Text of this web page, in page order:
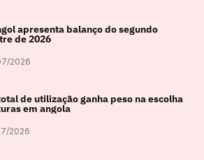
apresenta balanço do segundo
de 2026
2026
de utilização ganha peso na escolha
em angola
2026